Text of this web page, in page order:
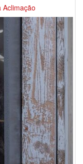
Aclimação